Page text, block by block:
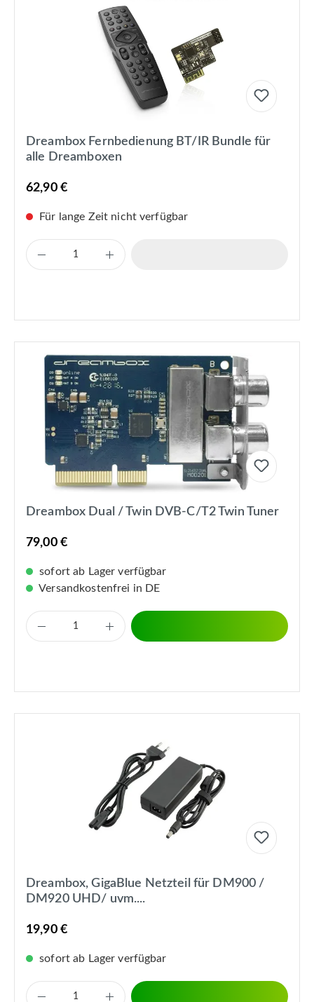
Dreambox Fernbedienung BT/IR Bundle für
alle Dreamboxen
62,90 €
Für lange Zeit nicht verfügbar
Dreambox Dual / Twin DVB-C/T2 Twin Tuner
79,00 €
sofort ab Lager verfügbar
Versandkostenfrei in DE
Dreambox, GigaBlue Netzteil für DM900 /
DM920 UHD/ uvm....
19,90 €
sofort ab Lager verfügbar